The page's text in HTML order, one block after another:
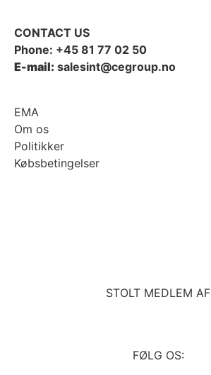
CONTACT US
Phone: +45 81 77 02 50
E-mail: salesint@cegroup.no
EMA
Om os
Politikker
Købsbetingelser
STOLT MEDLEM AF
FØLG OS: